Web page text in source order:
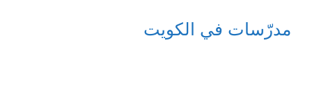
مدرّسات في الكويت